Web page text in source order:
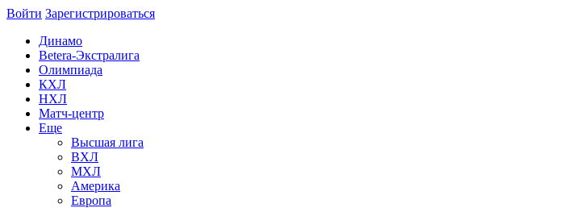
Войти Зарегиcтрироваться
Динамо
Betera-Экстралига
Олимпиада
КХЛ
НХЛ
Матч-центр
Еще
Высшая лига
ВХЛ
МХЛ
Америка
Европа